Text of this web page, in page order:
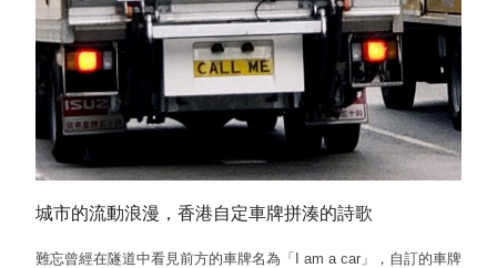
城市的流動浪漫，香港自定車牌拼湊的詩歌
難忘曾經在隧道中看見前方的車牌名為「I am a car」，自訂的車牌